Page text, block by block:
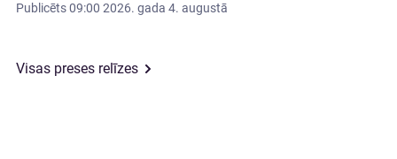
Publicēts09:00 2026. gada 4. augustā
Visas preses relīzes